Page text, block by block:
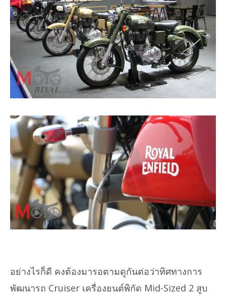
อย่างไรก็ดี คงต้องมารอตามดูกันต่อว่าทิศทางการ
พัฒนารถ Cruiser เครื่องยนต์พิกัด Mid-Sized 2 สูบ